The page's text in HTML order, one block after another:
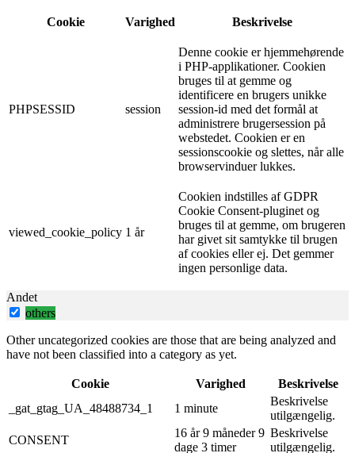
Cookie Varighed Beskrivelse
PHPSESSID session
Denne cookie er hjemmehørende
i PHP-applikationer. Cookien
bruges til at gemme og
identificere en brugers unikke
session-id med det formål at
administrere brugersession på
webstedet. Cookien er en
sessionscookie og slettes, når alle
browservinduer lukkes.
viewed_cookie_policy 1 år
Cookien indstilles af GDPR
Cookie Consent-pluginet og
bruges til at gemme, om brugeren
har givet sit samtykke til brugen
af ​​cookies eller ej. Det gemmer
ingen personlige data.
Andet
others
Other uncategorized cookies are those that are being analyzed and
have not been classified into a category as yet.
Cookie Varighed
Beskrivelse
_gat_gtag_UA_48488734_1
1 minute
Beskrivelse
utilgængelig.
CONSENT
16 år 9 måneder 9
dage 3 timer
Beskrivelse
utilgængelig.